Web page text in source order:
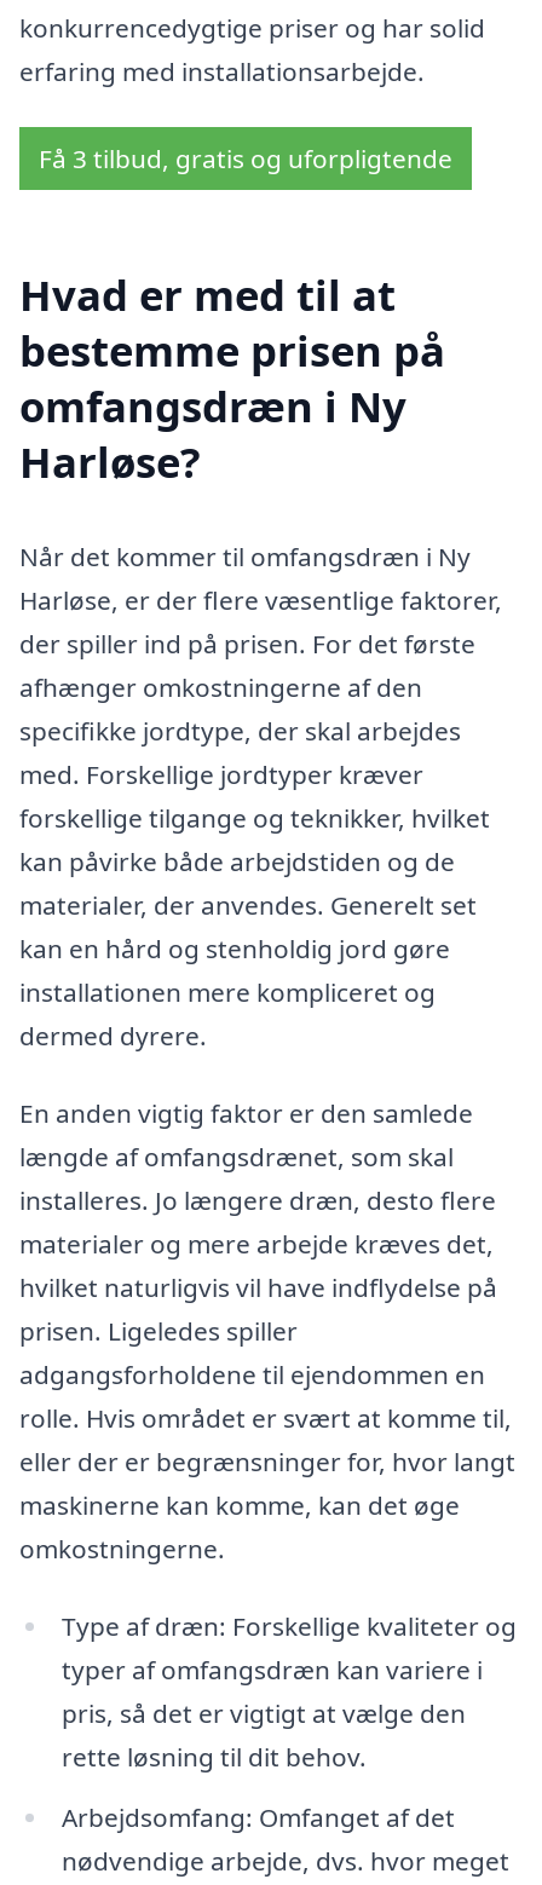
konkurrencedygtige priser og har solid
erfaring med installationsarbejde.
Få 3 tilbud, gratis og uforpligtende
Hvad er med til at
bestemme prisen på
omfangsdræn i Ny
Harløse?
Når det kommer til omfangsdræn i Ny
Harløse, er der flere væsentlige faktorer,
der spiller ind på prisen. For det første
afhænger omkostningerne af den
specifikke jordtype, der skal arbejdes
med. Forskellige jordtyper kræver
forskellige tilgange og teknikker, hvilket
kan påvirke både arbejdstiden og de
materialer, der anvendes. Generelt set
kan en hård og stenholdig jord gøre
installationen mere kompliceret og
dermed dyrere.
En anden vigtig faktor er den samlede
længde af omfangsdrænet, som skal
installeres. Jo længere dræn, desto flere
materialer og mere arbejde kræves det,
hvilket naturligvis vil have indflydelse på
prisen. Ligeledes spiller
adgangsforholdene til ejendommen en
rolle. Hvis området er svært at komme til,
eller der er begrænsninger for, hvor langt
maskinerne kan komme, kan det øge
omkostningerne.
Type af dræn: Forskellige kvaliteter og
typer af omfangsdræn kan variere i
pris, så det er vigtigt at vælge den
rette løsning til dit behov.
Arbejdsomfang: Omfanget af det
nødvendige arbejde, dvs. hvor meget